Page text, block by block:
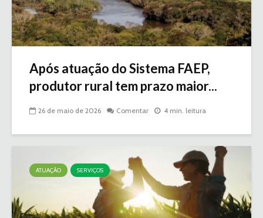
Após atuação do Sistema FAEP,
produtor rural tem prazo maior...
26 de maio de 2026 Comentar 4 min. leitura
ATUAÇÃO SERVIÇOS